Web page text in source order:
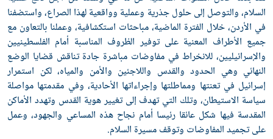
السلام، والتوصل إلى حلول جذرية وعملية وواقعية لهذا الصراع، واستضفنا
في الأردن، خلال الفترة الماضية، مباحثات استكشافية، وعملنا بالتعاون مع
جميع الأطراف المعنية على توفير الظروف المناسبة أمام الفلسطينيين
والإسرائيليين، للانخراط في مفاوضات مباشرة جادة تناقش قضايا الوضع
النهائي وهي الحدود والقدس واللاجئين والأمن والمياه، لكن استمرار
إسرائيل في تعنتها ومماطلتها وإجراءاتها الأحادية، وفي مقدمتها مواصلة
سياسة الاستيطان، وتلك التي تهدف إلى تغيير هوية القدس وتهدد الأماكن
المقدسة فيها شكل عائقا رئيسا أمام نجاح هذه المساعي والجهود، وعمل
على تجميد المفاوضات وتوقف مسيرة السلام.